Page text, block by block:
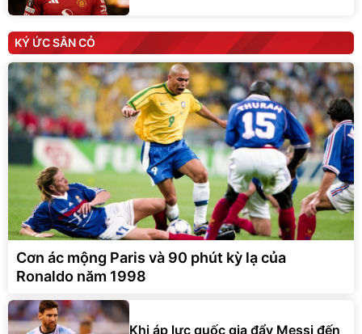
KÝ ỨC SÂN CỎ
Cơn ác mộng Paris và 90 phút kỳ lạ của
Ronaldo năm 1998
Khi áp lực quốc gia đẩy Messi đến